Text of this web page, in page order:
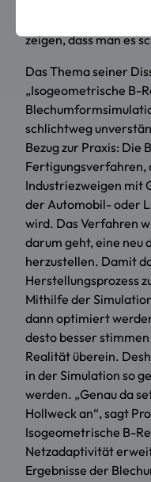
zeigen, dass man es
Das Thema seiner
„Isogeometrische B-
schlichtweg
Bezug zur Praxis: Die
Fertigungsverfahren,
Industriezweigen mit
der Automobil- oder
wird. Das Verfahren
darum geht, eine neu
herzustellen. Damit
Herstellungsprozess
Mithilfe der
dann optimiert
desto besser
Realität überein.
in der Simulation so
werden. „Genau da
Hollweck an“, sagt
Isogeometrische B-
Netzadaptivität
Ergebnisse der